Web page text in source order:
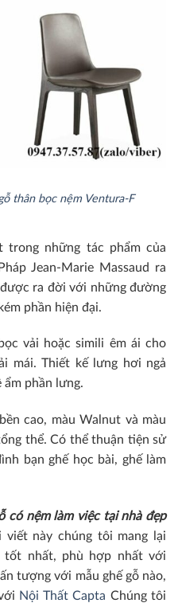
thân bọc nệm Ventura-F
trong những tác phẩm của
Jean-Marie Massaud ra
ra đời với những đường
phần hiện đại.
vải hoặc simili êm ái cho
mái. Thiết kế lưng hơi ngả
ẩm phần lưng.
cao, màu Walnut và màu
thể. Có thể thuận tiện sử
bạn ghế học bài, ghế làm
có nệm làm việc tại nhà đẹp
này chúng tôi mang lại
tốt nhất, phù hợp nhất với
tượng với mẫu ghế gỗ nào,
Nội Thất Capta Chúng tôi